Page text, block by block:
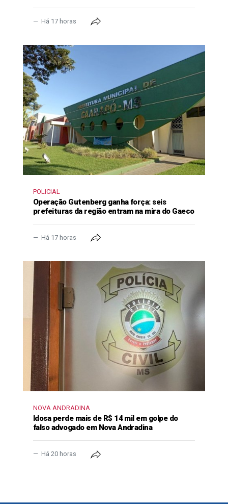
Há 17 horas
POLICIAL
Operação Gutenberg ganha força: seis
prefeituras da região entram na mira do Gaeco
Há 17 horas
NOVA ANDRADINA
Idosa perde mais de R$ 14 mil em golpe do
falso advogado em Nova Andradina
Há 20 horas